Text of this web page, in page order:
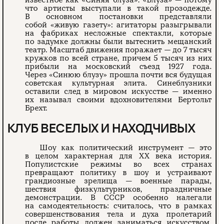
что артисты выступали в такой прозодежде.
В основном постановки представляли
собой «живую газету»: агитаторы разыгрывали
на фабриках несложные спектакли, которые
по задумке должны были вытеснить мещанский
театр. Масштаб движения поражает — до 7 тысяч
кружков по всей стране, причем 5 тысяч из них
прибыли на московский съезд 1927 года.
Через «Синюю блузу» прошла почти вся будущая
советская культурная элита. Синеблузники
оставили след в мировом искусстве — именно
их называл своими вдохновителями Бертольт
Брехт.
КЛУБ ВЕСЕЛЫХ И НАХОДЧИВЫХ
Шоу как политический инструмент — это
в целом характерная для ХХ века история.
Популистские режимы во всех странах
превращают политику в шоу и устраивают
грандиозные зрелища — военные парады,
шествия физкультурников, праздничные
демонстрации. В СССР особенно налегали
на самодеятельность: считалось, что в рамках
совершенствования тела и духа пролетарий